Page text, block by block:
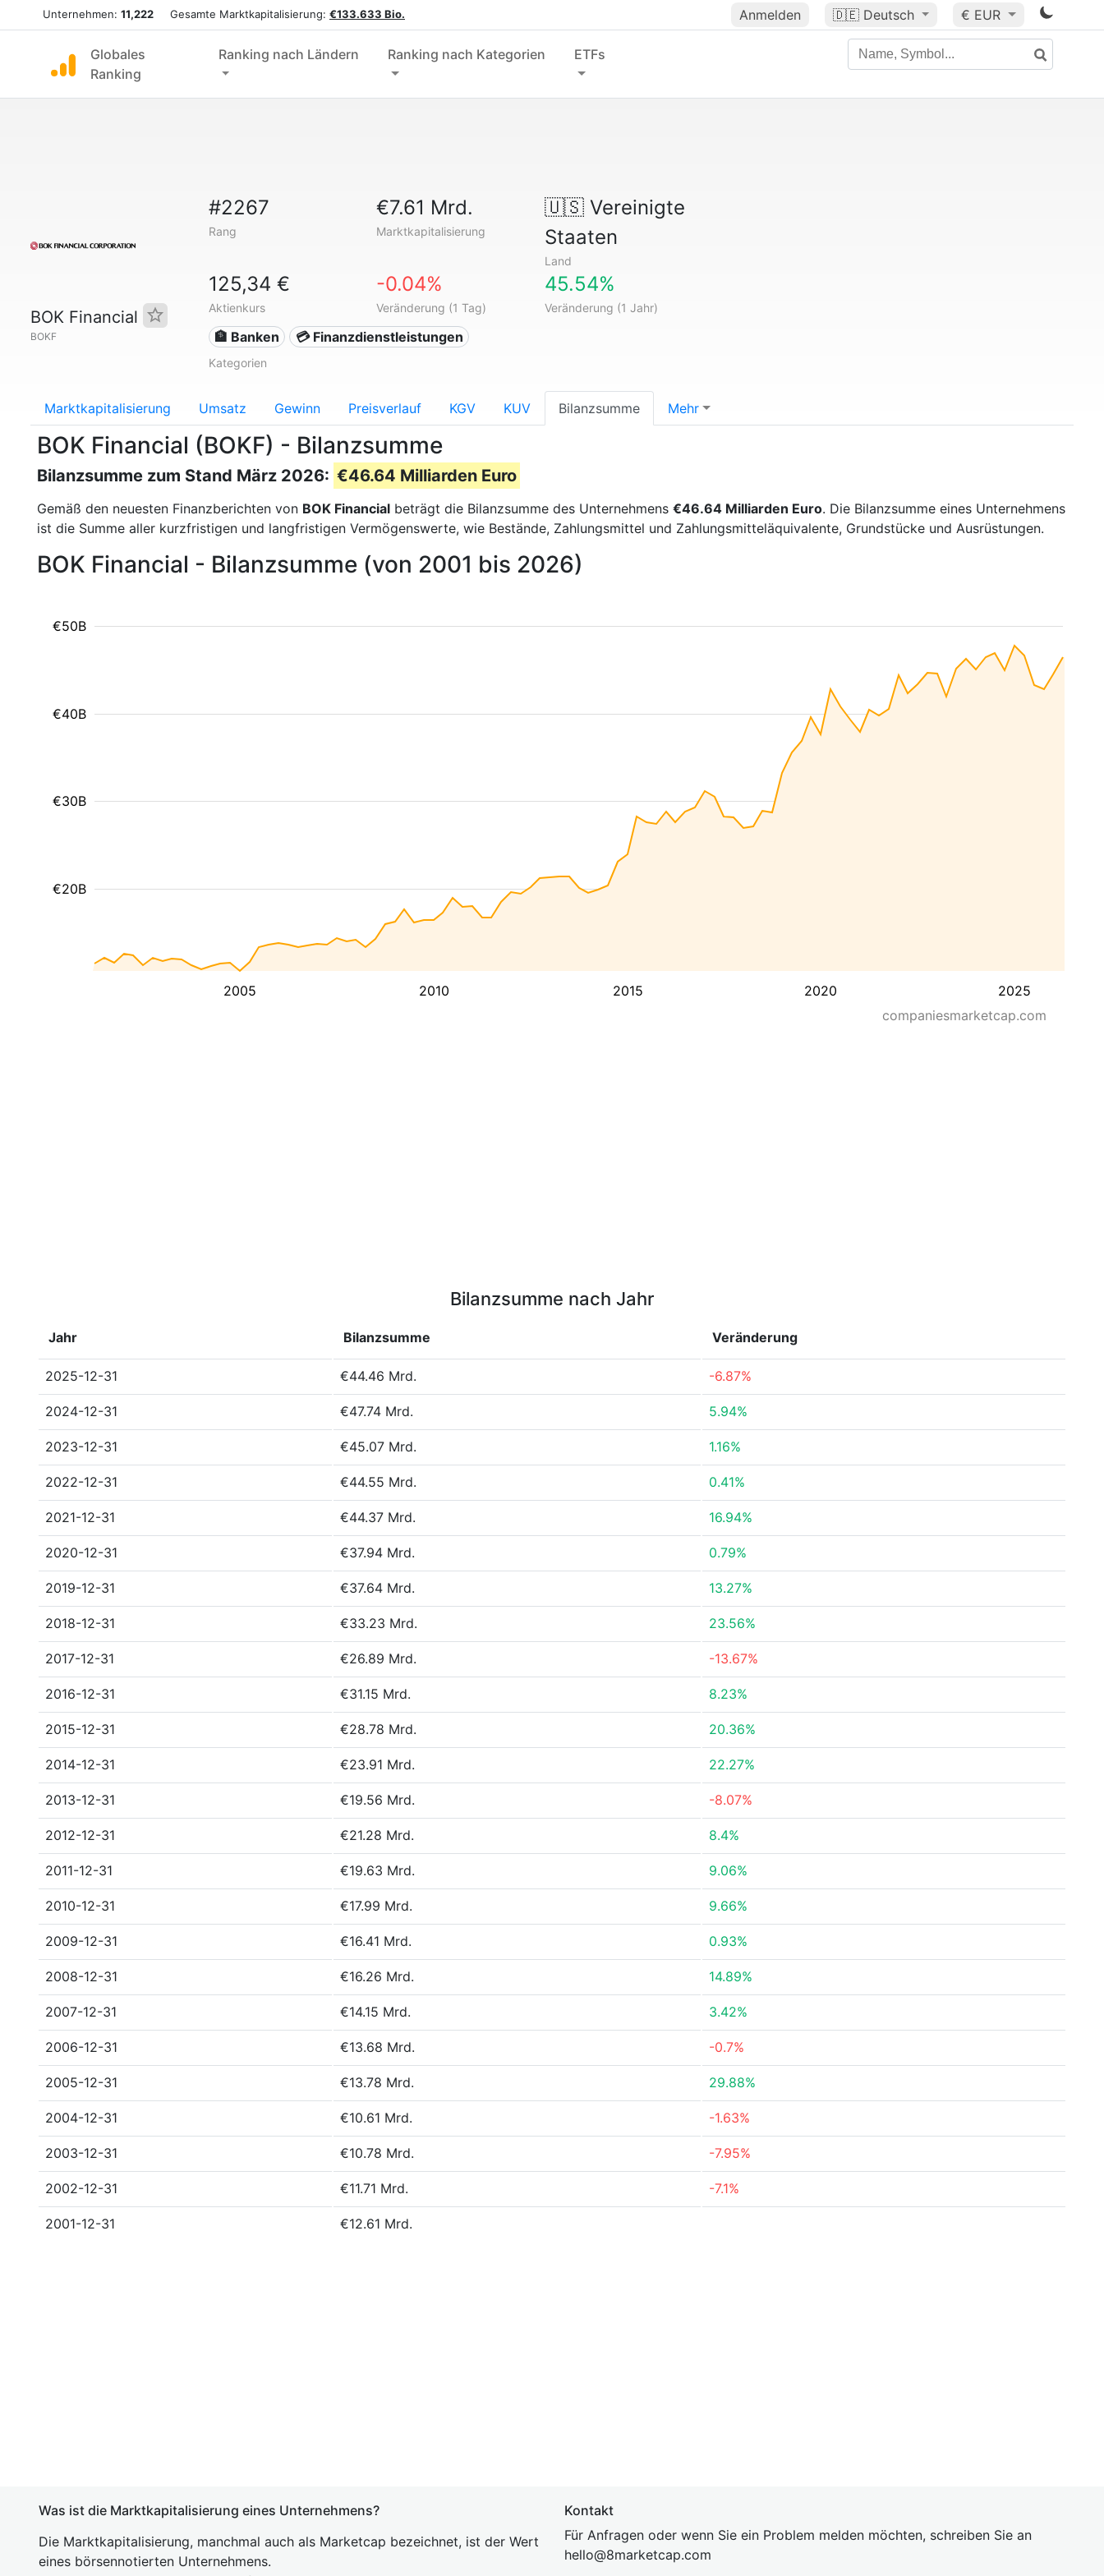
Unternehmen: 11,222 Gesamte Marktkapitalisierung: €133.633 Bio. Anmelden 🇩🇪 Deutsch € EUR
Globales
Ranking
Ranking nach Ländern Ranking nach Kategorien ETFs
BOK Financial
BOKF
#2267
Rang
€7.61 Mrd.
Marktkapitalisierung
🇺🇸Vereinigte
Staaten
Land
125,34 €
Aktienkurs
-0.04%
Veränderung (1 Tag)
45.54%
Veränderung (1 Jahr)
🏦 Banken 💳 Finanzdienstleistungen
Kategorien
Marktkapitalisierung Umsatz Gewinn Preisverlauf KGV KUV Bilanzsumme Mehr
BOK Financial (BOKF) - Bilanzsumme
Bilanzsumme zum Stand März 2026: €46.64 Milliarden Euro
Gemäß den neuesten Finanzberichten von BOK Financial beträgt die Bilanzsumme des Unternehmens €46.64 Milliarden Euro. Die Bilanzsumme eines Unternehmens
ist die Summe aller kurzfristigen und langfristigen Vermögenswerte, wie Bestände, Zahlungsmittel und Zahlungsmitteläquivalente, Grundstücke und Ausrüstungen.
BOK Financial - Bilanzsumme (von 2001 bis 2026)
2005 2010 2015 2020 2025
€20B
€30B
€40B
€50B
companiesmarketcap.com
Bilanzsumme nach Jahr
Jahr Bilanzsumme Veränderung
2025-12-31 €44.46 Mrd. -6.87%
2024-12-31 €47.74 Mrd. 5.94%
2023-12-31 €45.07 Mrd. 1.16%
2022-12-31 €44.55 Mrd. 0.41%
2021-12-31 €44.37 Mrd. 16.94%
2020-12-31 €37.94 Mrd. 0.79%
2019-12-31 €37.64 Mrd. 13.27%
2018-12-31 €33.23 Mrd. 23.56%
2017-12-31 €26.89 Mrd. -13.67%
2016-12-31 €31.15 Mrd. 8.23%
2015-12-31 €28.78 Mrd. 20.36%
2014-12-31 €23.91 Mrd. 22.27%
2013-12-31 €19.56 Mrd. -8.07%
2012-12-31 €21.28 Mrd. 8.4%
2011-12-31 €19.63 Mrd. 9.06%
2010-12-31 €17.99 Mrd. 9.66%
2009-12-31 €16.41 Mrd. 0.93%
2008-12-31 €16.26 Mrd. 14.89%
2007-12-31 €14.15 Mrd. 3.42%
2006-12-31 €13.68 Mrd. -0.7%
2005-12-31 €13.78 Mrd. 29.88%
2004-12-31 €10.61 Mrd. -1.63%
2003-12-31 €10.78 Mrd. -7.95%
2002-12-31 €11.71 Mrd. -7.1%
2001-12-31 €12.61 Mrd.
Was ist die Marktkapitalisierung eines Unternehmens?
Die Marktkapitalisierung, manchmal auch als Marketcap bezeichnet, ist der Wert
eines börsennotierten Unternehmens.
Kontakt
Für Anfragen oder wenn Sie ein Problem melden möchten, schreiben Sie an
hello@8marketcap.com